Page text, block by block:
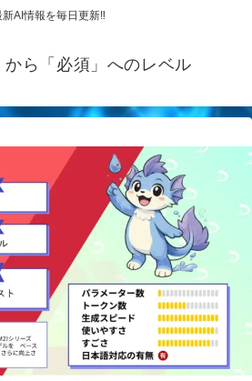
新AI情報を毎日更新‼
ら「必須」へのレベル